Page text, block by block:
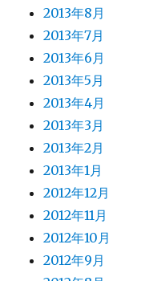
2013年8月
2013年7月
2013年6月
2013年5月
2013年4月
2013年3月
2013年2月
2013年1月
2012年12月
2012年11月
2012年10月
2012年9月